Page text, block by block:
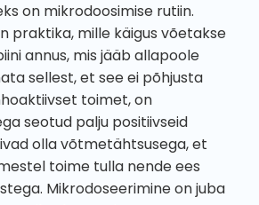
on mikrodoosimise rutiin.
praktika, mille käigus võetakse
annus, mis jääb allapoole
sellest, et see ei põhjusta
toimet, on
seotud palju positiivseid
olla võtmetähtsusega, et
toime tulla nende ees
Mikrodoseerimine on juba